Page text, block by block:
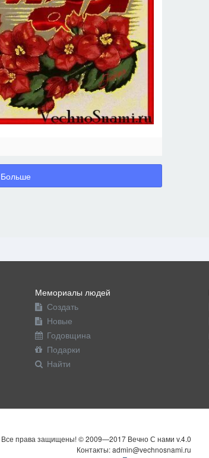
Больше
Мемориалы людей
Создать
Новые
Годовщина
Подарки
Найти
права защищены! © 2009—2017 Вечно С нами v.4.0
Контакты: admin@vechnosnami.ru